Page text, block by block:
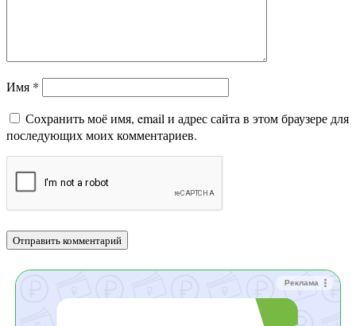
Имя *
Сохранить моё имя, email и адрес сайта в этом браузере для
последующих моих комментариев.
Реклама